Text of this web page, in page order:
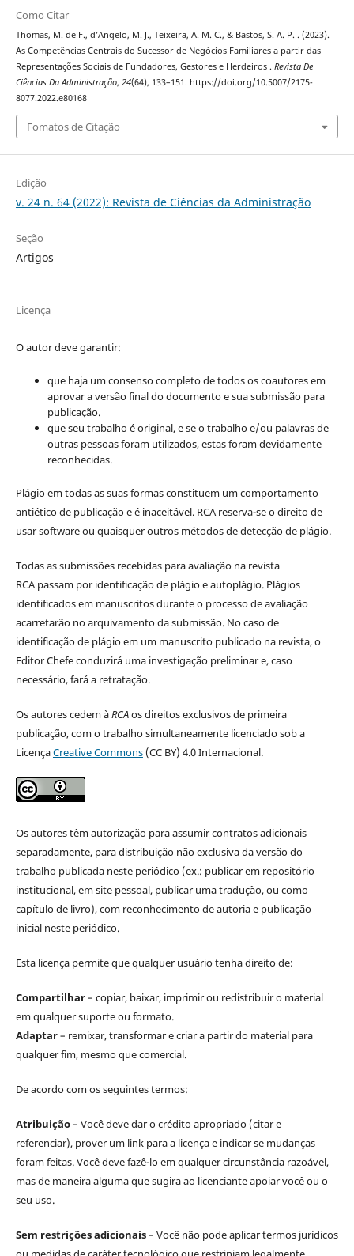
Como Citar
Thomas, M. de F., d’Angelo, M. J., Teixeira, A. M. C., & Bastos, S. A. P. . (2023).
As Competências Centrais do Sucessor de Negócios Familiares a partir das
Representações Sociais de Fundadores, Gestores e Herdeiros . Revista De
Ciências Da Administração, 24(64), 133–151. https://doi.org/10.5007/2175-
8077.2022.e80168
Fomatos de Citação
Edição
v. 24 n. 64 (2022): Revista de Ciências da Administração
Seção
Artigos
Licença
O autor deve garantir:
que haja um consenso completo de todos os coautores em
aprovar a versão final do documento e sua submissão para
publicação.
que seu trabalho é original, e se o trabalho e/ou palavras de
outras pessoas foram utilizados, estas foram devidamente
reconhecidas.
Plágio em todas as suas formas constituem um comportamento
antiético de publicação e é inaceitável. RCA reserva-se o direito de
usar software ou quaisquer outros métodos de detecção de plágio.
Todas as submissões recebidas para avaliação na revista
RCA passam por identificação de plágio e autoplágio. Plágios
identificados em manuscritos durante o processo de avaliação
acarretarão no arquivamento da submissão. No caso de
identificação de plágio em um manuscrito publicado na revista, o
Editor Chefe conduzirá uma investigação preliminar e, caso
necessário, fará a retratação.
Os autores cedem àRCAos direitos exclusivos de primeira
publicação, com o trabalho simultaneamente licenciado sob a
LicençaCreative Commons(CC BY) 4.0 Internacional.
Os autores têm autorização para assumir contratos adicionais
separadamente, para distribuição não exclusiva da versão do
trabalho publicada neste periódico (ex.: publicar em repositório
institucional, em site pessoal, publicar uma tradução, ou como
capítulo de livro), com reconhecimento de autoria e publicação
inicial neste periódico.
Esta licença permite que qualquer usuário tenha direito de:
Compartilhar– copiar, baixar, imprimir ou redistribuir o material
em qualquer suporte ou formato.
Adaptar– remixar, transformar e criar a partir do material para
qualquer fim, mesmo que comercial.
De acordo com os seguintes termos:
Atribuição– Você deve dar o crédito apropriado (citar e
referenciar), prover um link para a licença e indicar se mudanças
foram feitas. Você deve fazê-lo em qualquer circunstância razoável,
mas de maneira alguma que sugira ao licenciante apoiar você ou o
seu uso.
Sem restrições adicionais– Você não pode aplicar termos jurídicos